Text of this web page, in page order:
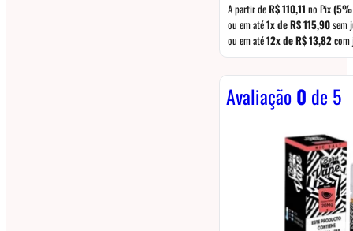
A partir deR$110,11 no Pix(5%
ou em até1x deR$115,90sem
ou em até12x deR$13,82com
Avaliação0 de 5